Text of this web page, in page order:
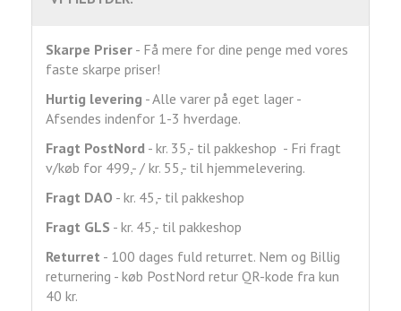
Skarpe Priser - Få mere for dine penge med vores
faste skarpe priser!
Hurtig levering - Alle varer på eget lager -
Afsendes indenfor 1-3 hverdage.
Fragt PostNord - kr. 35,- til pakkeshop - Fri fragt
v/køb for 499,- / kr. 55,- til hjemmelevering.
Fragt DAO - kr. 45,- til pakkeshop
Fragt GLS - kr. 45,- til pakkeshop
Returret - 100 dages fuld returret. Nem og Billig
returnering - køb PostNord retur QR-kode fra kun
40 kr.